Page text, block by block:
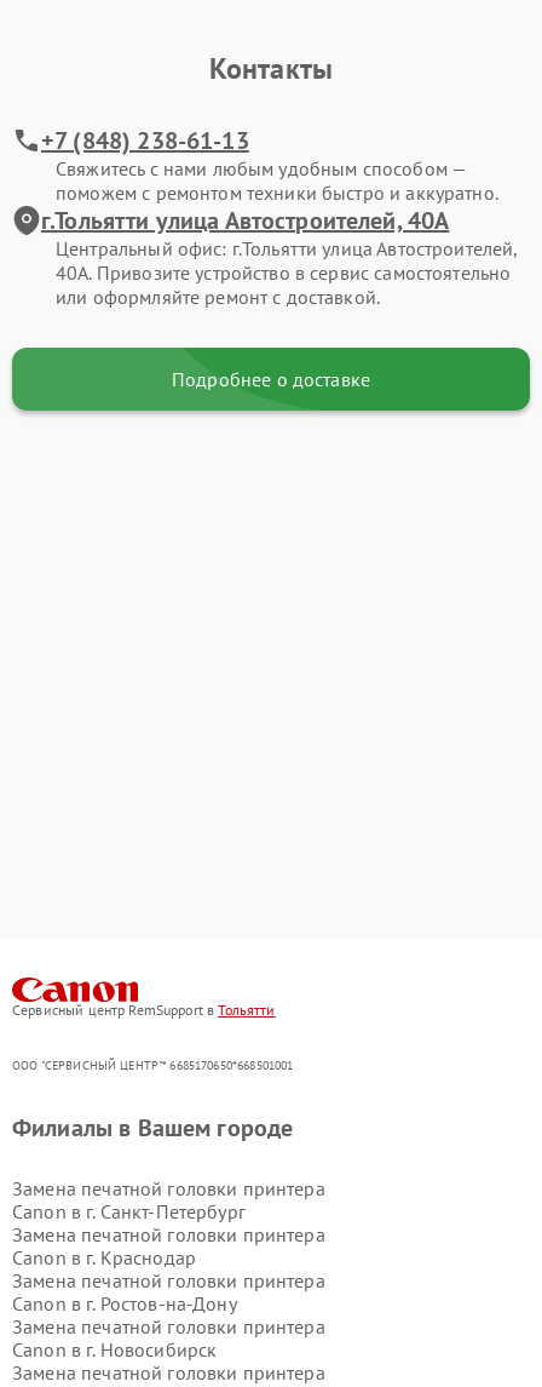
Контакты
+7 (848) 238-61-13
Свяжитесь с нами любым удобным способом —
поможем с ремонтом техники быстро и аккуратно.
г.Тольятти улица Автостроителей, 40А
Центральный офис: г.Тольятти улица Автостроителей,
40А. Привозите устройство в сервис самостоятельно
или оформляйте ремонт с доставкой.
Подробнее о доставке
Сервисный центр RemSupport вТольятти
ООО "СЕРВИСНЫЙ ЦЕНТР"* 6685170650*668501001
Филиалы в Вашем городе
Замена печатной головки принтера
Canon в г. Санкт-Петербург
Замена печатной головки принтера
Canon в г. Краснодар
Замена печатной головки принтера
Canon в г. Ростов-на-Дону
Замена печатной головки принтера
Canon в г. Новосибирск
Замена печатной головки принтера